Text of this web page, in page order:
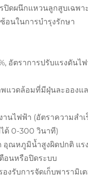
ดผนึกแหวนลูกสูบเฉพา
อนในการบำรุงรักษา
อัตราการปรับแรงดันไ
พแวดล้อมที่มีฝุ่นละอองแ
นไฟฟ้า (อัตราความสำเ
ด้ 0-300 วินาที)
อุณหภูมิน้ำสูงผิดปกติ แร
อนหรือปิดระบบ
รับการจัดเก็บพารามิเ